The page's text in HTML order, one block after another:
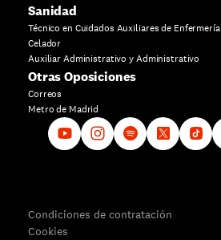
Sanidad
Técnico en Cuidados Auxiliares de Enfermería
Celador
Auxiliar Administrativo y Administrativo
Otras Oposiciones
Correos
Metro de Madrid
Condiciones de contratación
Cookies